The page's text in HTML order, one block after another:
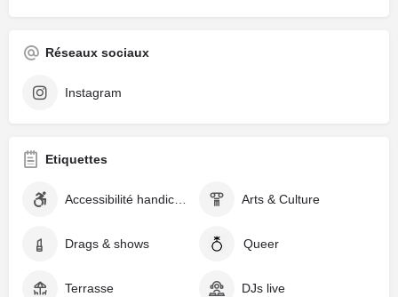
Réseaux sociaux
Instagram
Etiquettes
Arts & Culture
Drags & shows Queer
Terrasse DJs live